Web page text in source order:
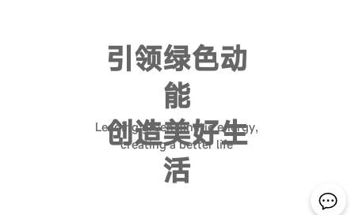
引领绿色动
能
创造美好生
活
Leading green kinetic energy,
creating a better life